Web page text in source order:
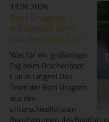
13.06.2026
Boni Dragons
erfolgreich beim
Drachenboot Cup
Was für ein großartiger
Tag beim Drachenboot
Cup in Lingen! Das
Team der Boni Dragons
aus den
unterschiedlichsten